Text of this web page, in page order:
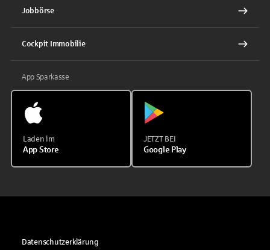
Jobbörse
Cockpit Immobilie
App Sparkasse
Laden im
App Store
JETZT BEI
Google Play
Datenschutzerklärung